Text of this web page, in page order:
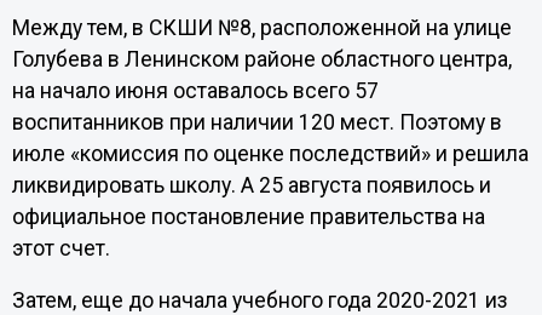
Между тем, в СКШИ №8, расположенной на улице
Голубева в Ленинском районе областного центра,
на начало июня оставалось всего 57
воспитанников при наличии 120 мест. Поэтому в
июле «комиссия по оценке последствий» и решила
ликвидировать школу. А 25 августа появилось и
официальное постановление правительства на
этот счет.
Затем, еще до начала учебного года 2020-2021 из